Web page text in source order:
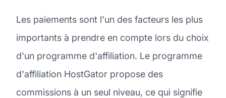
Les paiements sont l'un des facteurs les plus
importants à prendre en compte lors du choix
d'un programme d'affiliation. Le programme
d'affiliation HostGator propose des
commissions à un seul niveau, ce qui signifie